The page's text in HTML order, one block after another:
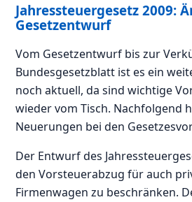
Jahressteuergesetz 2009:
Gesetzentwurf
Vom Gesetzentwurf bis zur
Bundesgesetzblatt ist es ein
noch aktuell, da sind wichtige
wieder vom Tisch. Nachfolgend
Neuerungen bei den
Der Entwurf des
den Vorsteuerabzug für auch
Firmenwagen zu beschränken.